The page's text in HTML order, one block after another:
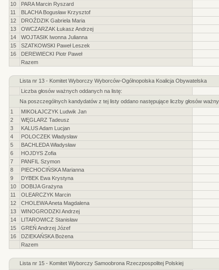
10
PARA Marcin Ryszard
11
BLACHA Bogusław Krzysztof
12
DROŹDZIK Gabriela Maria
13
OWCZARZAK Łukasz Andrzej
14
WOJTASIK Iwonna Julianna
15
SZATKOWSKI Paweł Leszek
16
DEREWIECKI Piotr Paweł
Razem
Lista nr 13 - Komitet Wyborczy Wyborców-Ogólnopolska Koalicja Obywatelska
Liczba głosów ważnych oddanych na listę:
Na poszczególnych kandydatów z tej listy oddano następujące liczby głosów
1
MIKOŁAJCZYK Ludwik Jan
2
WĘGLARZ Tadeusz
3
KALUS Adam Lucjan
4
POLOCZEK Władysław
5
BACHLEDA Władysław
6
HOJDYS Zofia
7
PANFIL Szymon
8
PIECHOCIŃSKA Marianna
9
DYBEK Ewa Krystyna
10
DOBIJA Grażyna
11
OLEARCZYK Marcin
12
CHOLEWA Aneta Magdalena
13
WINOGRODZKI Andrzej
14
LITAROWICZ Stanisław
15
GREŃ Andrzej Józef
16
DZIEKAŃSKA Bożena
Razem
Lista nr 15 - Komitet Wyborczy Samoobrona Rzeczpospolitej Polskiej